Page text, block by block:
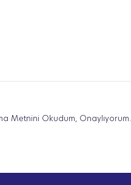
Metnini Okudum, Onaylıyorum.